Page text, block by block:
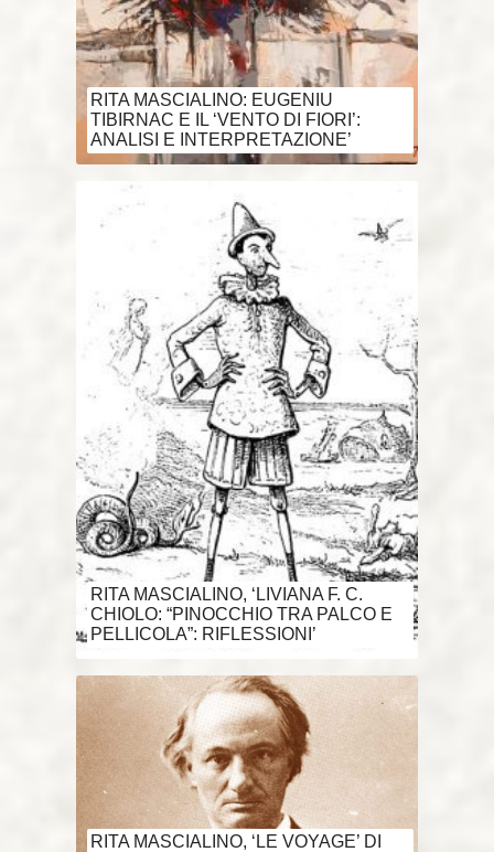
RITA MASCIALINO: EUGENIU
TIBIRNAC E IL ‘VENTO DI FIORI’:
ANALISI E INTERPRETAZIONE’
RITA MASCIALINO, ‘LIVIANA F. C.
CHIOLO: “PINOCCHIO TRA PALCO E
PELLICOLA”: RIFLESSIONI’
RITA MASCIALINO, ‘LE VOYAGE’ DI